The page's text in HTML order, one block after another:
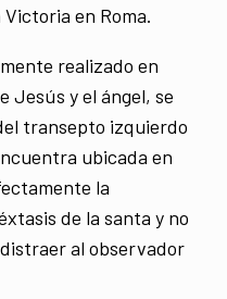
en Roma.
realizado en
Jesús y el ángel, se
transepto izquierdo
ubicada en
la
de la santa y no
al observador